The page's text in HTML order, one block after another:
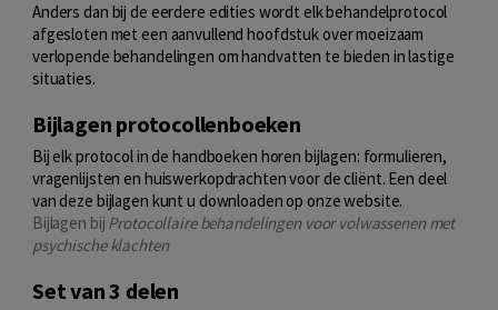
Anders dan bij de eerdere edities wordt elk behandelprotocol
afgesloten met een aanvullend hoofdstuk over moeizaam
verlopende behandelingen om handvatten te bieden in lastige
situaties.
Bijlagen protocollenboeken
Bij elk protocol in de handboeken horen bijlagen: formulieren,
vragenlijsten en huiswerkopdrachten voor de cliënt. Een deel
van deze bijlagen kunt u downloaden op onze website.
Bijlagen bij Protocollaire behandelingen voor volwassenen met
psychische klachten
Set van 3 delen